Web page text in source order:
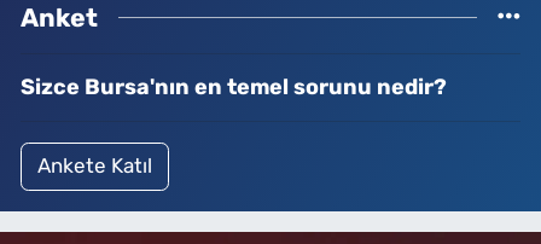
Anket
Sizce Bursa'nın en temel sorunu nedir?
Ankete Katıl